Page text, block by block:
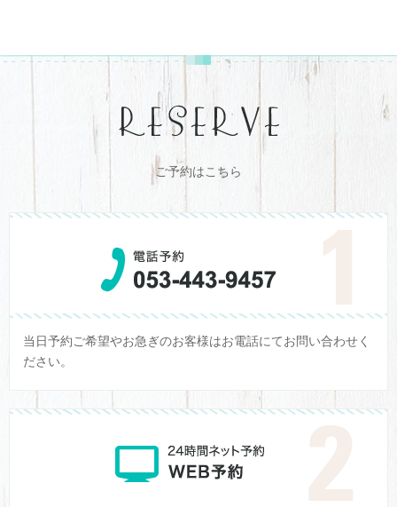
ご予約はこちら
当日予約ご希望やお急ぎのお客様はお電話にてお問い合わせく
ださい。